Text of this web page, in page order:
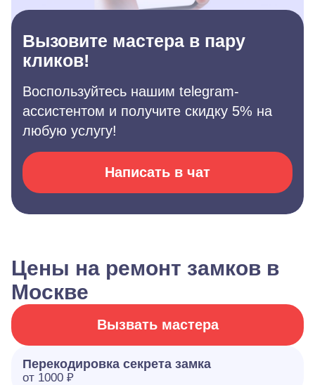
Вызовите мастера в пару
кликов!
Воспользуйтесь нашим telegram-
ассистентом и получите скидку 5% на
любую услугу!
Написать в чат
Цены на ремонт замков в
Москве
Вызвать мастера
Перекодировка секрета замка
от 1000 ₽